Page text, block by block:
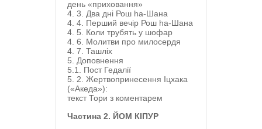
день «приховання»
4. 3. Два дні Рош ha-Шана
4. 4. Перший вечір Рош ha-Шана
4. 5. Коли трубять у шофар
4. 6. Молитви про милосердя
4. 7. Ташліх
5. Доповнення
5.1. Пост Гедалії
5. 2. Жертвопринесення Іцхака
(«Акеда»):
текст Тори з коментарем
Частина 2. ЙОМ КІПУР